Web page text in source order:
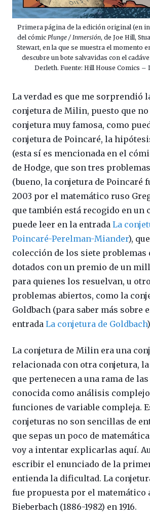
Primera página de la edición original (en
del cómic Plunge / Inmersión, de Joe Hill,
Stewart, en la que se muestra el momento
descubre un bote salvavidas con el
Derleth. Fuente: Hill House Comics –
La verdad es que me sorprendió
conjetura de Milin, puesto que no
conjetura muy famosa, como
conjetura de Poincaré, la
(esta sí es mencionada en el
de Hodge, que son tres
(bueno, la conjetura de Poincaré
2003 por el matemático ruso
que también está recogido en un
puede leer en la entrada La
Poincaré-Perelman-Miander),
colección de los siete
dotados con un premio de un
para quienes los resuelvan, u
problemas abiertos, como la
Goldbach (para saber más sobre
entrada La conjetura de Goldbach
La conjetura de Milin era una
relacionada con otra conjetura, la
que pertenecen a una rama de
conocida como análisis
funciones de variable compleja.
conjeturas no son sencillas de
que sepas un poco de
voy a intentar explicarlas aquí.
escribir el enunciado de la
entienda la dificultad. La
fue propuesta por el matemático
Bieberbach (1886-1982) en 1916.